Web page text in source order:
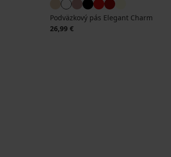
Podväzkový pás Elegant Charm
26,99 €